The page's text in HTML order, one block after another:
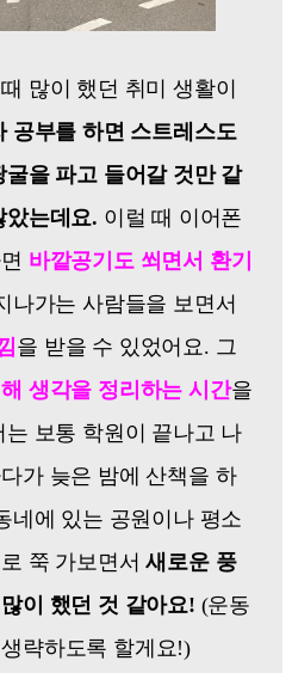
많이 했던 취미 생활이
공부를 하면 스트레스도
을 파고 들어갈 것만 같
았는데요. 이럴 때 이어폰
바깥공기도 쐬면서 환기
나가는 사람들을 보면서
을 받을 수 있었어요. 그
생각을 정리하는 시간을
보통 학원이 끝나고 나
가 늦은 밤에 산책을 하
네에 있는 공원이나 평소
쭉 가보면서새로운 풍
이 했던 것 같아요! (운동
략하도록 할게요!)